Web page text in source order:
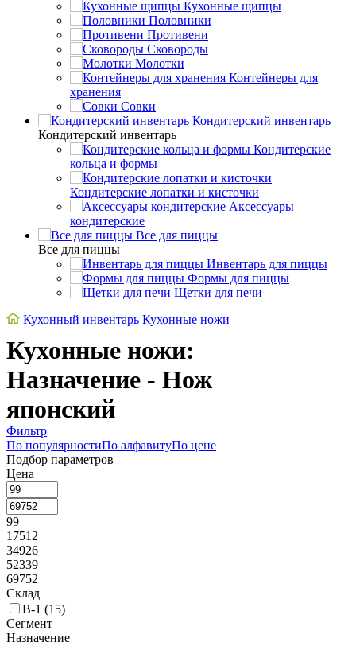
Кухонные щипцы
Половники
Противени
Сковороды
Молотки
Контейнеры для
хранения
Совки
Кондитерский инвентарь
Кондитерский инвентарь
Кондитерские
кольца и формы
Кондитерские лопатки и кисточки
Аксессуары
кондитерские
Все для пиццы
Все для пиццы
Инвентарь для пиццы
Формы для пиццы
Щетки для печи
Кухонный инвентарь Кухонные ножи
Кухонные ножи:
Назначение - Нож
японский
Фильтр
По популярностиПо алфавитуПо цене
Подбор параметров
Цена
99
17512
34926
52339
69752
Склад
В-1 (15)
Сегмент
Назначение